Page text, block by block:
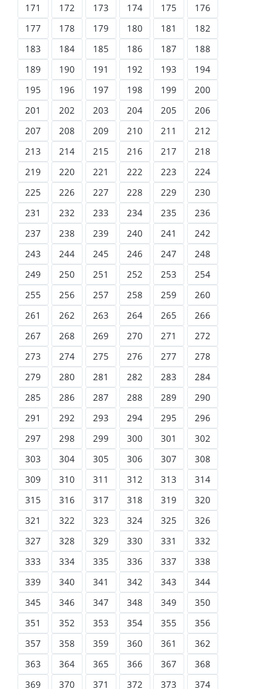
171
172 173 174 175
176
177
178 179 180 181
182
183
184 185 186 187
188
189
190 191 192 193
194
195
196 197 198 199
200
201
202 203 204 205
206
207
208 209 210 211
212
213
214 215 216 217
218
219
220 221 222 223
224
225
226 227 228 229
230
231
232 233 234 235
236
237
238 239 240 241
242
243
244 245 246 247
248
249
250 251 252 253
254
255
256 257 258 259
260
261
262 263 264 265
266
267
268 269 270 271
272
273
274 275 276 277
278
279
280 281 282 283
284
285
286 287 288 289
290
291
292 293 294 295
296
297
298 299 300 301
302
303
304 305 306 307
308
309
310 311 312 313
314
315
316 317 318 319
320
321
322 323 324 325
326
327
328 329 330 331
332
333
334 335 336 337
338
339
340 341 342 343
344
345
346 347 348 349
350
351
352 353 354 355
356
357
358 359 360 361
362
363
364 365 366 367
368
369
370 371 372 373 374